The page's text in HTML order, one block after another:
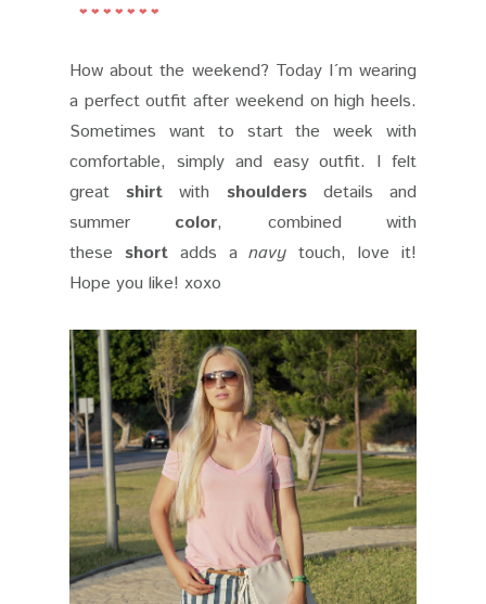
❤ ❤ ❤ ❤ ❤ ❤ ❤
How about the weekend? Today I´m wearing
a perfect outfit after weekend on high heels.
Sometimes want to start the week with
comfortable, simply and easy outfit. I felt
greatshirtwith shouldersdetails and
summer color, combined with
these shortadds anavy touch, love it!
Hope you like! xoxo